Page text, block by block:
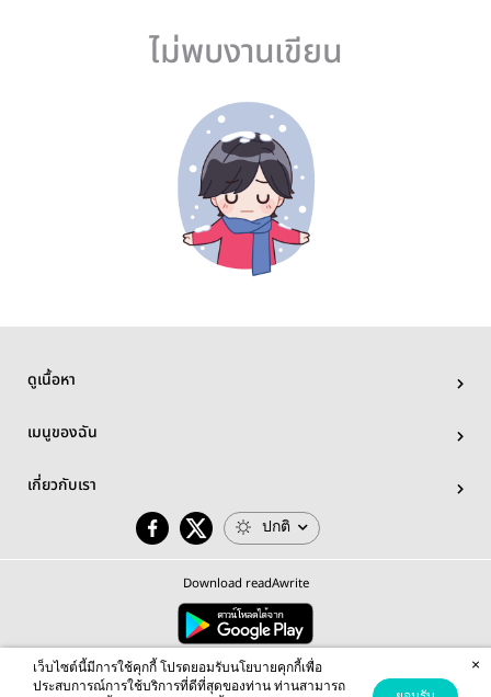
ไม่พบงานเขียน
ดูเนื้อหา
เมนูของฉัน
เกี่ยวกับเรา
ปกติ
Download readAwrite
© 2026 readAwrite.com by MEB Corporation Public Company Limited
This site is protected by reCAPTCHA and the Google Privacy Policy Terms of Serviceapply.
เว็บไซต์นี้มีการใช้คุกกี้ โปรดยอมรับนโยบายคุกกี้เพื่อ
ประสบการณ์การใช้บริการที่ดีที่สุดของท่าน ท่านสามารถ
×